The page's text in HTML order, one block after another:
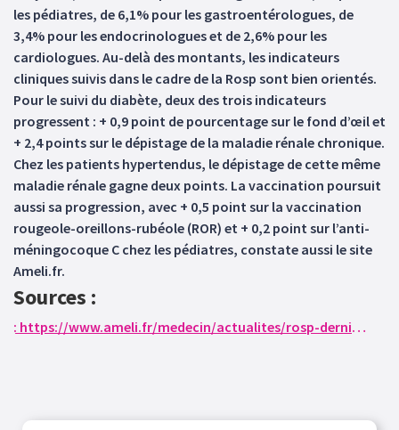
les pédiatres, de 6,1% pour les gastroentérologues, de
3,4% pour les endocrinologues et de 2,6% pour les
cardiologues. Au-delà des montants, les indicateurs
cliniques suivis dans le cadre de la Rosp sont bien orientés.
Pour le suivi du diabète, deux des trois indicateurs
progressent : + 0,9 point de pourcentage sur le fond d’œil et
+ 2,4 points sur le dépistage de la maladie rénale chronique.
Chez les patients hypertendus, le dépistage de cette même
maladie rénale gagne deux points. La vaccination poursuit
aussi sa progression, avec + 0,5 point sur la vaccination
rougeole-oreillons-rubéole (ROR) et + 0,2 point sur l’anti-
méningocoque C chez les pédiatres, constate aussi le site
Ameli.fr.
Sources :
: https://www.ameli.fr/medecin/actualites/rosp-dernier-bilan-avant-la-transition-vers-le-volet-prevention-du-forfait-medecin-traitant